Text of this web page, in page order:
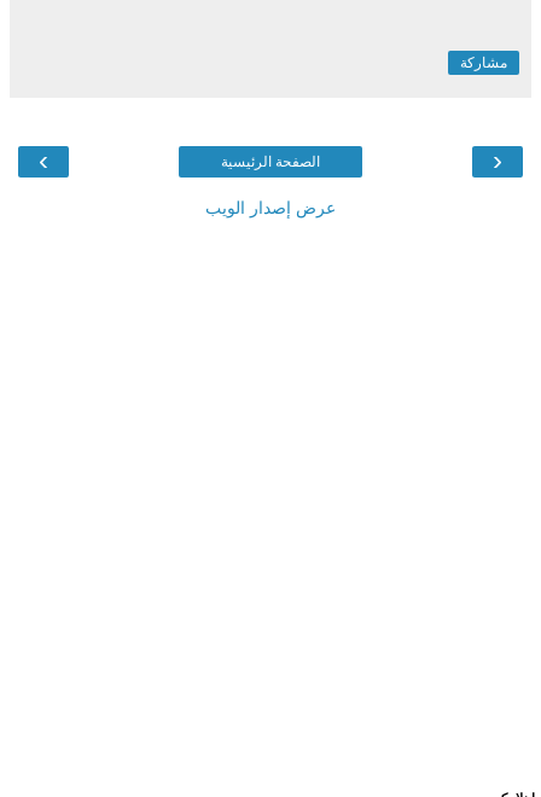
مشاركة
‹
› الصفحة الرئيسية
عرض إصدار الويب